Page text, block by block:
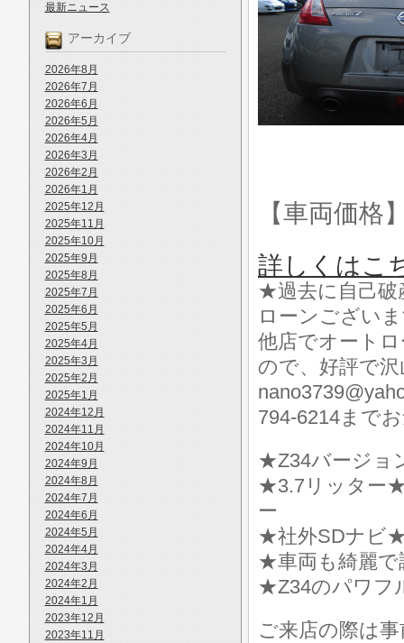
最新ニュース
アーカイブ
2026年8月
2026年7月
2026年6月
2026年5月
2026年4月
2026年3月
2026年2月
2026年1月
2025年12月
2025年11月
2025年10月
2025年9月
2025年8月
2025年7月
2025年6月
2025年5月
2025年4月
2025年3月
2025年2月
2025年1月
2024年12月
2024年11月
2024年10月
2024年9月
2024年8月
2024年7月
2024年6月
2024年5月
2024年4月
2024年3月
2024年2月
2024年1月
2023年12月
2023年11月
【車両価格
詳しくはこ
★過去に自己破
ローンござい
他店でオート
ので、好評で
794-6214まで
★Z34バージョ
★3.7リッター
ー
★社外SDナビ
★車両も綺麗で
★Z34のパワフ
ご来店の際は